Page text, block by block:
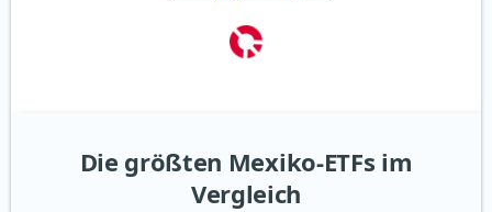
Die größten Mexiko-ETFs im
Vergleich